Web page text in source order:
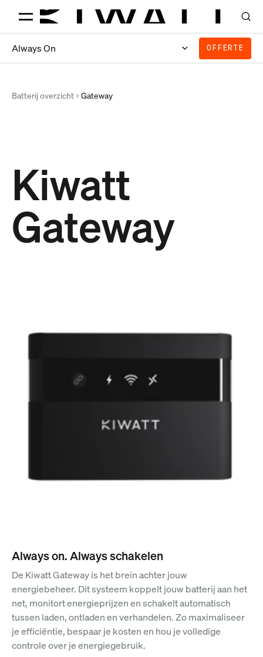
Always On OFFERTE
Batterij overzicht Gateway
Kiwatt
Gateway
Always on. Always schakelen
De Kiwatt Gateway is het brein achter jouw
energiebeheer. Dit systeem koppelt jouw batterij aan het
net, monitort energieprijzen en schakelt automatisch
tussen laden, ontladen en verhandelen. Zo maximaliseer
je efficiëntie, bespaar je kosten en hou je volledige
controle over je energiegebruik.